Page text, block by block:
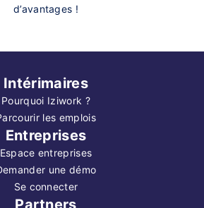
d’avantages !
Intérimaires
Pourquoi Iziwork ?
les emplois
Entreprises
Espace entreprises
une démo
Se connecter
Partners